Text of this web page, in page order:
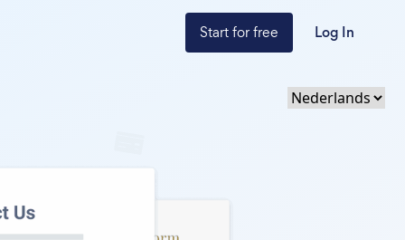
Start for free Log In